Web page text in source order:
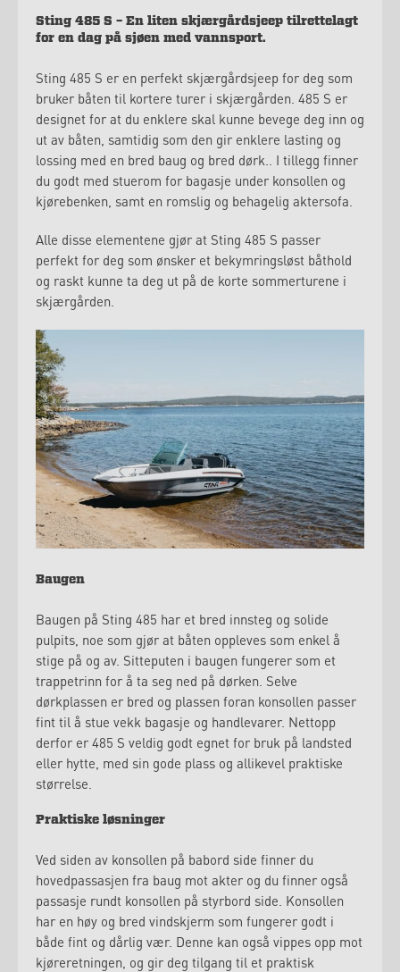
Sting 485 S – En liten skjærgårdsjeep tilrettelagt
for en dag på sjøen med vannsport.
Sting 485 S er en perfekt skjærgårdsjeep for deg som
bruker båten til kortere turer i skjærgården. 485 S er
designet for at du enklere skal kunne bevege deg inn og
ut av båten, samtidig som den gir enklere lasting og
lossing med en bred baug og bred dørk.. I tillegg finner
du godt med stuerom for bagasje under konsollen og
kjørebenken, samt en romslig og behagelig aktersofa.
Alle disse elementene gjør at Sting 485 S passer
perfekt for deg som ønsker et bekymringsløst båthold
og raskt kunne ta deg ut på de korte sommerturene i
skjærgården.
Baugen
Baugen på Sting 485 har et bred innsteg og solide
pulpits, noe som gjør at båten oppleves som enkel å
stige på og av. Sitteputen i baugen fungerer som et
trappetrinn for å ta seg ned på dørken. Selve
dørkplassen er bred og plassen foran konsollen passer
fint til å stue vekk bagasje og handlevarer. Nettopp
derfor er 485 S veldig godt egnet for bruk på landsted
eller hytte, med sin gode plass og allikevel praktiske
størrelse.
Praktiske løsninger
Ved siden av konsollen på babord side finner du
hovedpassasjen fra baug mot akter og du finner også
passasje rundt konsollen på styrbord side. Konsollen
har en høy og bred vindskjerm som fungerer godt i
både fint og dårlig vær. Denne kan også vippes opp mot
kjøreretningen, og gir deg tilgang til et praktisk